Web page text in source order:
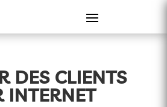
DES CLIENTS
INTERNET